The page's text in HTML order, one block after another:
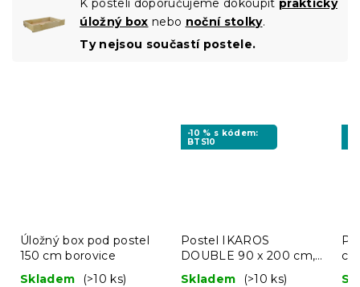
K posteli doporučujeme dokoupit praktický
úložný box nebo noční stolky.
Ty nejsou součastí postele.
Úložný box pod postel
150 cm borovice
Skladem
(>10 ks)
-10 % s kódem:
BTS10
Postel IKAROS
DOUBLE 90 x 200 cm,
bílá/dub sonoma
Skladem (>10 ks)